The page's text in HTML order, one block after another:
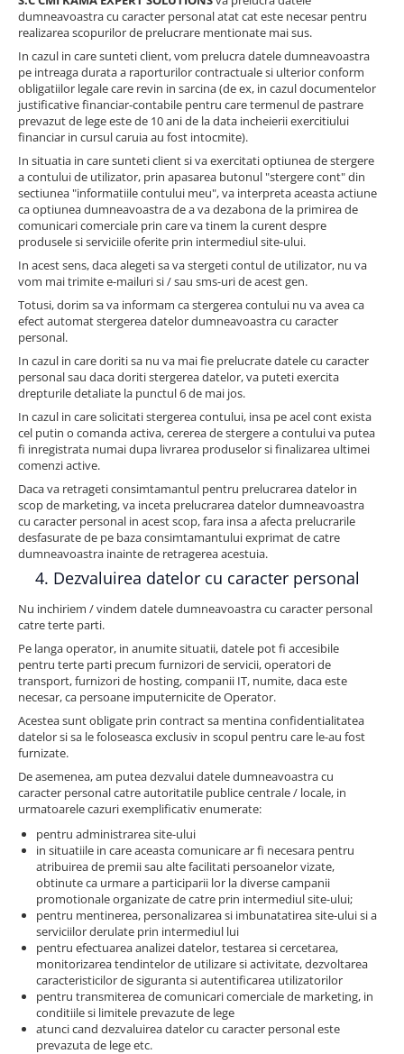
dumneavoastra cu caracter personal atat cat este necesar pentru
realizarea scopurilor de prelucrare mentionate mai sus.
In cazul in care sunteti client, vom prelucra datele dumneavoastra
pe intreaga durata a raporturilor contractuale si ulterior conform
obligatiilor legale care revin in sarcina (de ex, in cazul documentelor
justificative financiar-contabile pentru care termenul de pastrare
prevazut de lege este de 10 ani de la data incheierii exercitiului
financiar in cursul caruia au fost intocmite).
In situatia in care sunteti client si va exercitati optiunea de stergere
a contului de utilizator, prin apasarea butonul "stergere cont" din
sectiunea "informatiile contului meu", va interpreta aceasta actiune
ca optiunea dumneavoastra de a va dezabona de la primirea de
comunicari comerciale prin care va tinem la curent despre
produsele si serviciile oferite prin intermediul site-ului.
In acest sens, daca alegeti sa va stergeti contul de utilizator, nu va
vom mai trimite e-mailuri si / sau sms-uri de acest gen.
Totusi, dorim sa va informam ca stergerea contului nu va avea ca
efect automat stergerea datelor dumneavoastra cu caracter
personal.
In cazul in care doriti sa nu va mai fie prelucrate datele cu caracter
personal sau daca doriti stergerea datelor, va puteti exercita
drepturile detaliate la punctul 6 de mai jos.
In cazul in care solicitati stergerea contului, insa pe acel cont exista
cel putin o comanda activa, cererea de stergere a contului va putea
fi inregistrata numai dupa livrarea produselor si finalizarea ultimei
comenzi active.
Daca va retrageti consimtamantul pentru prelucrarea datelor in
scop de marketing, va inceta prelucrarea datelor dumneavoastra
cu caracter personal in acest scop, fara insa a afecta prelucrarile
desfasurate de pe baza consimtamantului exprimat de catre
dumneavoastra inainte de retragerea acestuia.
4. Dezvaluirea datelor cu caracter personal
Nu inchiriem / vindem datele dumneavoastra cu caracter personal
catre terte parti.
Pe langa operator, in anumite situatii, datele pot fi accesibile
pentru terte parti precum furnizori de servicii, operatori de
transport, furnizori de hosting, companii IT, numite, daca este
necesar, ca persoane imputernicite de Operator.
Acestea sunt obligate prin contract sa mentina confidentialitatea
datelor si sa le foloseasca exclusiv in scopul pentru care le-au fost
furnizate.
De asemenea, am putea dezvalui datele dumneavoastra cu
caracter personal catre autoritatile publice centrale / locale, in
urmatoarele cazuri exemplificativ enumerate:
pentru administrarea site-ului
in situatiile in care aceasta comunicare ar fi necesara pentru
atribuirea de premii sau alte facilitati persoanelor vizate,
obtinute ca urmare a participarii lor la diverse campanii
promotionale organizate de catre prin intermediul site-ului;
pentru mentinerea, personalizarea si imbunatatirea site-ului si a
serviciilor derulate prin intermediul lui
pentru efectuarea analizei datelor, testarea si cercetarea,
monitorizarea tendintelor de utilizare si activitate, dezvoltarea
caracteristicilor de siguranta si autentificarea utilizatorilor
pentru transmiterea de comunicari comerciale de marketing, in
conditiile si limitele prevazute de lege
atunci cand dezvaluirea datelor cu caracter personal este
prevazuta de lege etc.